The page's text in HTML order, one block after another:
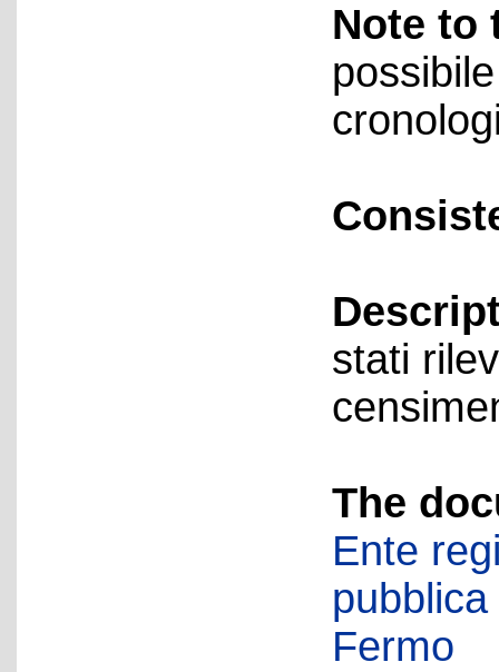
Note to
stati
The
Ente
Fermo